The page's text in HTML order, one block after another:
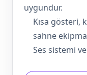
uygundur.
Kısa gösteri,
sahne
Ses sistemi